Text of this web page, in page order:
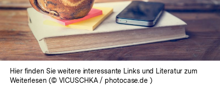
Hier finden Sie weitere interessante Links und Literatur zum
Weiterlesen (© VICUSCHKA / photocase.de )